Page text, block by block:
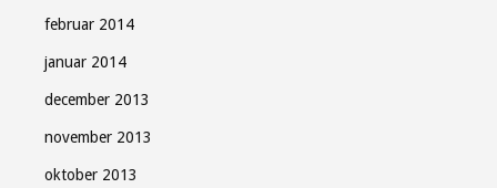
februar 2014
januar 2014
december 2013
november 2013
oktober 2013